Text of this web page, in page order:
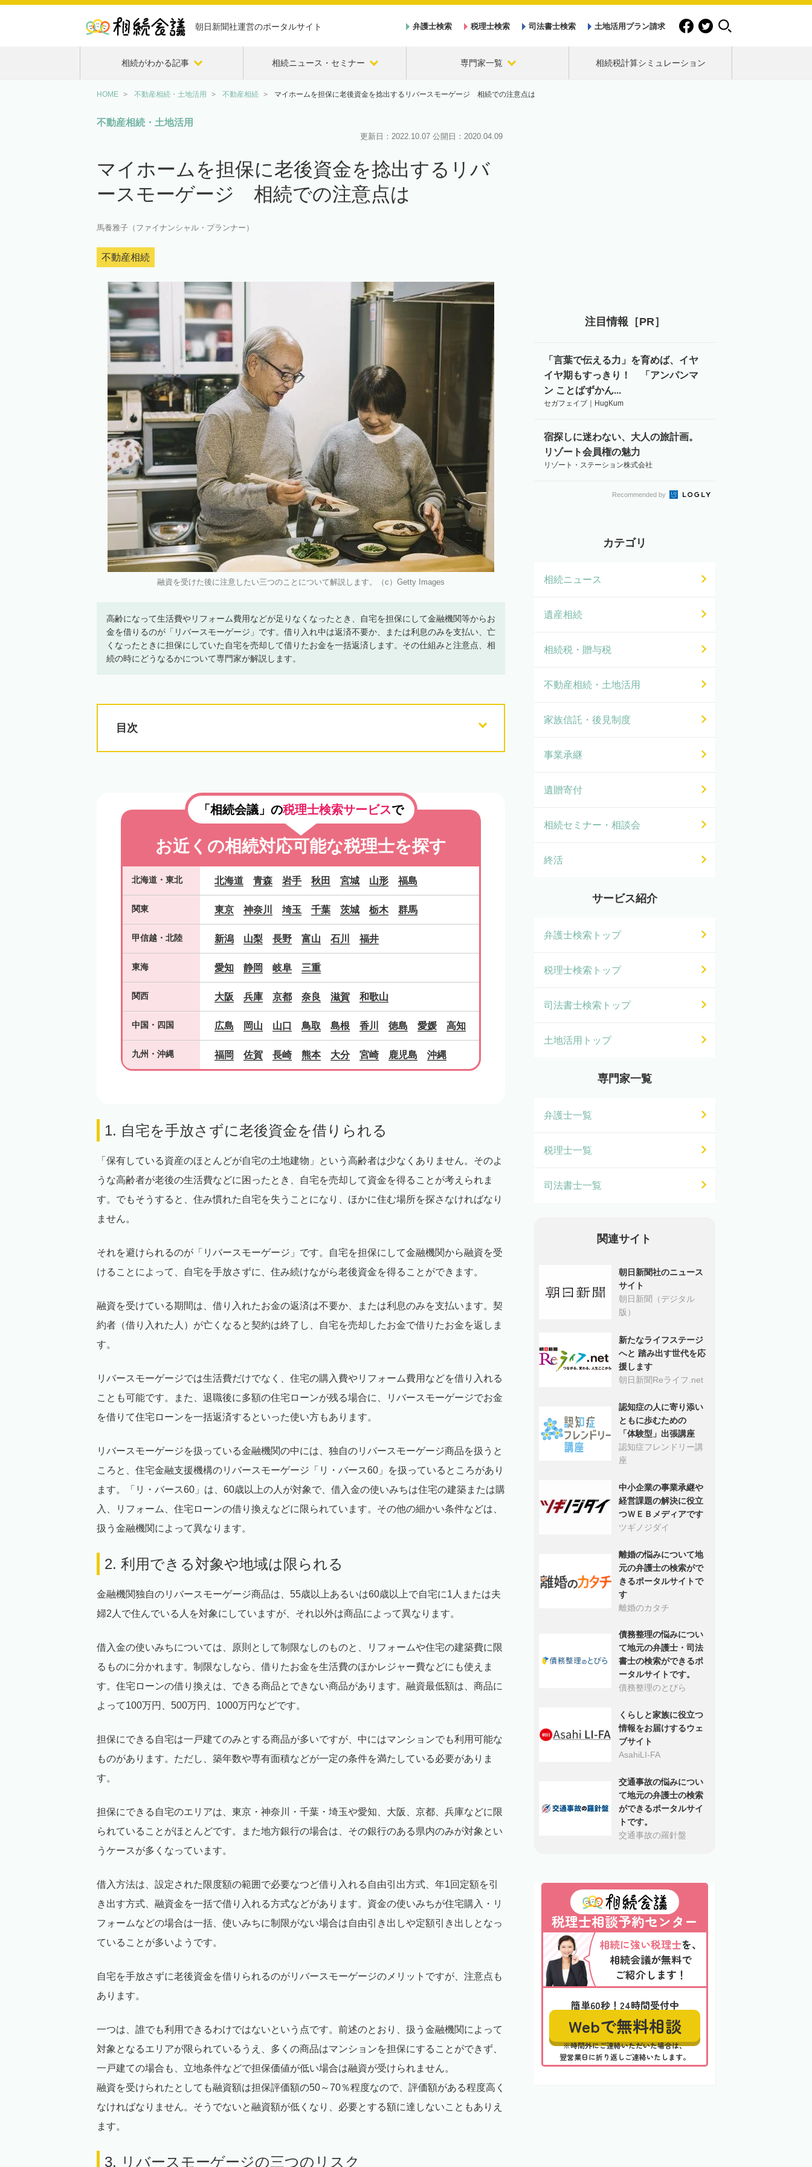
朝日新聞社運営のポータルサイト 弁護士検索 税理士検索 司法書士検索 土地活用プラン請求
相続がわかる記事 相続ニュース・セミナー 専門家一覧 相続税計算シミュレーション
HOME 不動産相続・土地活用 不動産相続 マイホームを担保に老後資金を捻出するリバースモーゲージ 相続での注意点は
不動産相続・土地活用
更新日： 2022.10.07 公開日： 2020.04.09
マイホームを担保に老後資金を捻出するリバ
ースモーゲージ 相続での注意点は
馬養雅子（ファイナンシャル・プランナー）
不動産相続
融資を受けた後に注意したい三つのことについて解説します。（c）Getty Images
高齢になって生活費やリフォーム費用などが足りなくなったとき、自宅を担保にして金融機関等からお
金を借りるのが「リバースモーゲージ」です。借り入れ中は返済不要か、または利息のみを支払い、亡
くなったときに担保にしていた自宅を売却して借りたお金を一括返済します。その仕組みと注意点、相
続の時にどうなるかについて専門家が解説します。
目次
「相続会議」の税理士検索サービスで
お近くの相続対応可能な税理士を探す
北海道 ・ 東北 北海道 青森 岩手 秋田 宮城 山形 福島
関東 東京 神奈川 埼玉 千葉 茨城 栃木 群馬
甲信越 ・ 北陸 新潟 山梨 長野 富山 石川 福井
東海 愛知 静岡 岐阜 三重
関西 大阪 兵庫 京都 奈良 滋賀 和歌山
中国 ・ 四国 広島 岡山 山口 鳥取 島根 香川 徳島 愛媛 高知
九州 ・ 沖縄 福岡 佐賀 長崎 熊本 大分 宮崎 鹿児島 沖縄
1. 自宅を手放さずに老後資金を借りられる
「保有している資産のほとんどが自宅の土地建物」という高齢者は少なくありません。そのよ
うな高齢者が老後の生活費などに困ったとき、自宅を売却して資金を得ることが考えられま
す。でもそうすると、住み慣れた自宅を失うことになり、ほかに住む場所を探さなければなり
ません。
それを避けられるのが「リバースモーゲージ」です。自宅を担保にして金融機関から融資を受
けることによって、自宅を手放さずに、住み続けながら老後資金を得ることができます。
融資を受けている期間は、借り入れたお金の返済は不要か、または利息のみを支払います。契
約者（借り入れた人）が亡くなると契約は終了し、自宅を売却したお金で借りたお金を返しま
す。
リバースモーゲージでは生活費だけでなく、住宅の購入費やリフォーム費用などを借り入れる
ことも可能です。また、退職後に多額の住宅ローンが残る場合に、リバースモーゲージでお金
を借りて住宅ローンを一括返済するといった使い方もあります。
リバースモーゲージを扱っている金融機関の中には、独自のリバースモーゲージ商品を扱うと
ころと、住宅金融支援機構のリバースモーゲージ「リ・バース60」を扱っているところがあり
ます。「リ・バース60」は、60歳以上の人が対象で、借入金の使いみちは住宅の建築または購
入、リフォーム、住宅ローンの借り換えなどに限られています。その他の細かい条件などは、
扱う金融機関によって異なります。
2. 利用できる対象や地域は限られる
金融機関独自のリバースモーゲージ商品は、55歳以上あるいは60歳以上で自宅に1人または夫
婦2人で住んでいる人を対象にしていますが、それ以外は商品によって異なります。
借入金の使いみちについては、原則として制限なしのものと、リフォームや住宅の建築費に限
るものに分かれます。制限なしなら、借りたお金を生活費のほかレジャー費などにも使えま
す。住宅ローンの借り換えは、できる商品とできない商品があります。融資最低額は、商品に
よって100万円、500万円、1000万円などです。
担保にできる自宅は一戸建てのみとする商品が多いですが、中にはマンションでも利用可能な
ものがあります。ただし、築年数や専有面積などが一定の条件を満たしている必要がありま
す。
担保にできる自宅のエリアは、東京・神奈川・千葉・埼玉や愛知、大阪、京都、兵庫などに限
られていることがほとんどです。また地方銀行の場合は、その銀行のある県内のみが対象とい
うケースが多くなっています。
借入方法は、設定された限度額の範囲で必要なつど借り入れる自由引出方式、年1回定額を引
き出す方式、融資金を一括で借り入れる方式などがあります。資金の使いみちが住宅購入・リ
フォームなどの場合は一括、使いみちに制限がない場合は自由引き出しや定額引き出しとなっ
ていることが多いようです。
自宅を手放さずに老後資金を借りられるのがリバースモーゲージのメリットですが、注意点も
あります。
一つは、誰でも利用できるわけではないという点です。前述のとおり、扱う金融機関によって
対象となるエリアが限られているうえ、多くの商品はマンションを担保にすることができず、
一戸建ての場合も、立地条件などで担保価値が低い場合は融資が受けられません。
融資を受けられたとしても融資額は担保評価額の50～70％程度なので、評価額がある程度高く
なければなりません。そうでないと融資額が低くなり、必要とする額に達しないこともありえ
ます。
3. リバースモーゲージの三つのリスク
注目情報［PR］
「言葉で伝える力」を育めば、イヤ
イヤ期もすっきり！ 「アンパンマ
ン ことばずかん...
セガフェイブ｜HugKum
宿探しに迷わない、大人の旅計画。
リゾート会員権の魅力
リゾート・ステーション株式会社
Recommended by
カテゴリ
相続ニュース
遺産相続
相続税・贈与税
不動産相続・土地活用
家族信託・後見制度
事業承継
遺贈寄付
相続セミナー・相談会
終活
サービス紹介
弁護士検索トップ
税理士検索トップ
司法書士検索トップ
土地活用トップ
専門家一覧
弁護士一覧
税理士一覧
司法書士一覧
関連サイト
朝日新聞社のニュース
サイト
朝日新聞（デジタル
版）
新たなライフステージ
へと 踏み出す世代を応
援します
朝日新聞Reライフ.net
認知症の人に寄り添い
ともに歩むための
「体験型」出張講座
認知症フレンドリー講
座
中小企業の事業承継や
経営課題の解決に役立
つＷＥＢメディアです
ツギノジダイ
離婚の悩みについて地
元の弁護士の検索がで
きるポータルサイトで
す
離婚のカタチ
債務整理の悩みについ
て地元の弁護士・司法
書士の検索ができるポ
ータルサイトです。
債務整理のとびら
くらしと家族に役立つ
情報をお届けするウェ
ブサイト
AsahiLI-FA
交通事故の悩みについ
て地元の弁護士の検索
ができるポータルサイ
トです。
交通事故の羅針盤
税理士相談予約センター
相続に強い税理士を、
相続会議が無料で
ご紹介します！
簡単60秒！24時間受付中
Webで無料相談
※時間外にご連絡いただいた場合は、
翌営業日に折り返しご連絡いたします。